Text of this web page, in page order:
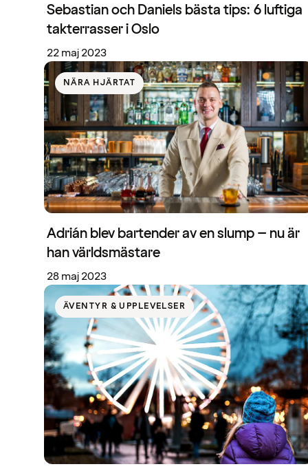
Sebastian och Daniels bästa tips: 6 luftiga
takterrasser i Oslo
22 maj 2023
NÄRA HJÄRTAT
Adrián blev bartender av en slump – nu är
han världsmästare
28 maj 2023
ÄVENTYR & UPPLEVELSER